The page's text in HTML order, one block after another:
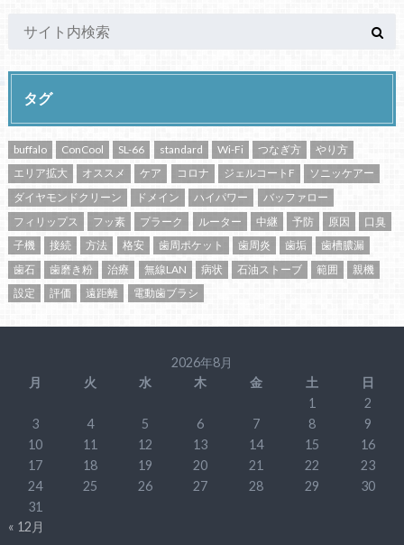
タグ
buffalo ConCool SL-66 standard Wi-Fi つなぎ方
やり方
エリア拡大
オススメ ケア コロナ ジェルコートF
ソニッケアー
ダイヤモンドクリーン
ドメイン ハイパワー
バッファロー
フィリップス
フッ素 プラーク ルーター 中継 予防 原因
口臭
子機
接続 方法 格安 歯周ポケット 歯周炎 歯垢
歯槽膿漏
歯石
歯磨き粉 治療 無線LAN 病状 石油ストーブ 範囲
親機
設定
評価 遠距離 電動歯ブラシ
2026年8月
月
火 水 木 金 土
日
1
2
3
4 5 6 7 8
9
10
11 12 13 14 15
16
17
18 19 20 21 22
23
24
25 26 27 28 29
30
31
« 12月